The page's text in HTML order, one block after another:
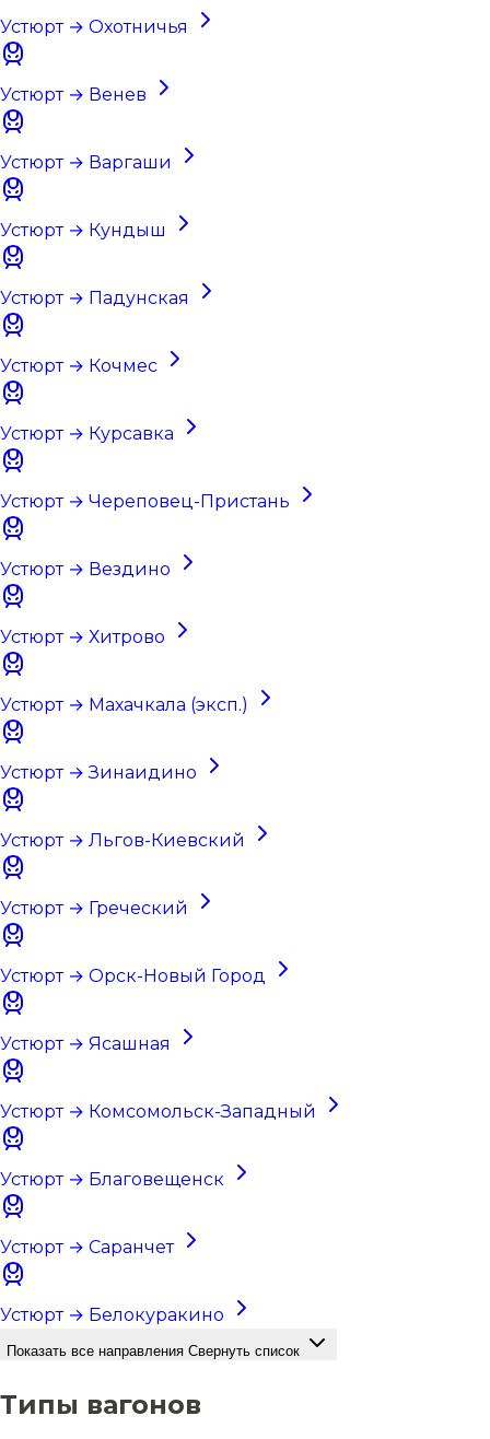
Устюрт → Охотничья
Устюрт → Венев
Устюрт → Варгаши
Устюрт → Кундыш
Устюрт → Падунская
Устюрт → Кочмес
Устюрт → Курсавка
Устюрт → Череповец-Пристань
Устюрт → Вездино
Устюрт → Хитрово
Устюрт → Махачкала (эксп.)
Устюрт → Зинаидино
Устюрт → Льгов-Киевский
Устюрт → Греческий
Устюрт → Орск-Новый Город
Устюрт → Ясашная
Устюрт → Комсомольск-Западный
Устюрт → Благовещенск
Устюрт → Саранчет
Устюрт → Белокуракино
Показать все направления Свернуть список
Типы вагонов